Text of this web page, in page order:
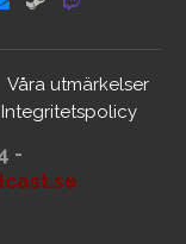
Våra utmärkelser
Integritetspolicy
-